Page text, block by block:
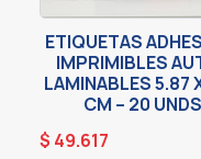
ETIQUETAS
IMPRIMIBLES
LAMINABLES 5.87
CM – 20 UNDS
$ 49.617